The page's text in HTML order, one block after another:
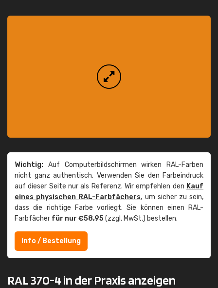
Wichtig: Auf Computerbildschirmen wirken RAL-Farben
nicht ganz authentisch. Verwenden Sie den Farbeindruck
auf dieser Seite nur als Referenz. Wir empfehlen den Kauf
eines physischen RAL-Farbfächers, um sicher zu sein,
dass die richtige Farbe vorliegt. Sie können einen RAL-
Farbfächer für nur €58,95(zzgl. MwSt.) bestellen.
Info / Bestellung
RAL 370-4 in der Praxis anzeigen